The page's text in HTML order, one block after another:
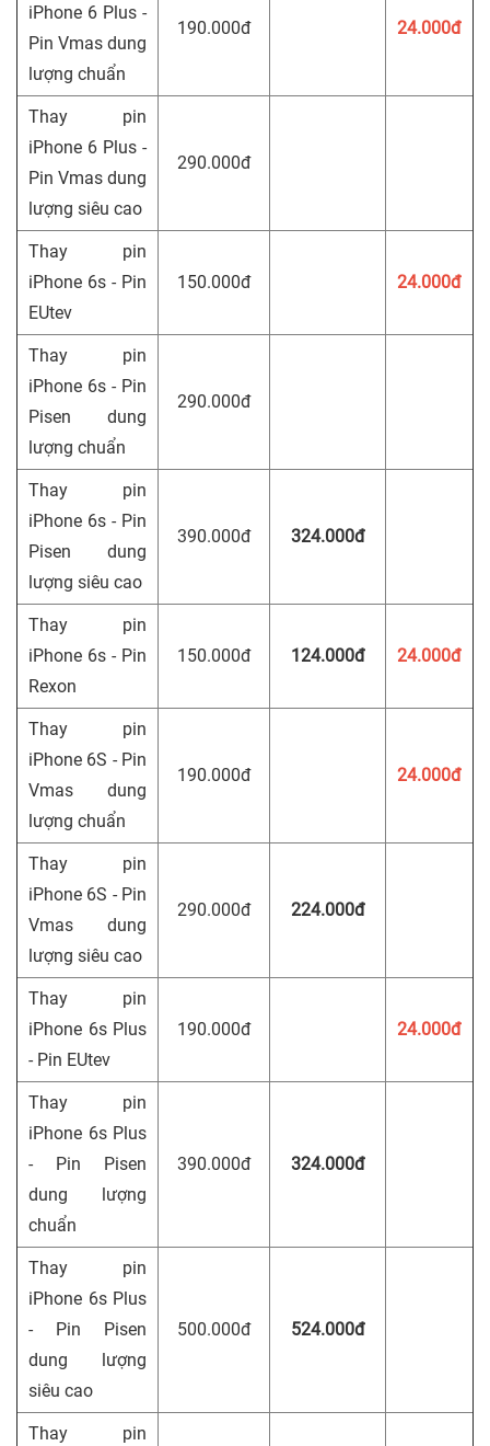
iPhone 6 Plus -
Pin Vmas dung
lượng chuẩn
190.000đ 24.000đ
Thay pin
iPhone 6 Plus -
Pin Vmas dung
lượng siêu cao
290.000đ
Thay pin
iPhone 6s - Pin
EUtev
150.000đ 24.000đ
Thay pin
iPhone 6s - Pin
Pisen dung
lượng chuẩn
290.000đ
Thay pin
iPhone 6s - Pin
Pisen dung
lượng siêu cao
390.000đ 324.000đ
Thay pin
iPhone 6s - Pin
Rexon
150.000đ 124.000đ 24.000đ
Thay pin
iPhone 6S - Pin
Vmas dung
lượng chuẩn
190.000đ 24.000đ
Thay pin
iPhone 6S - Pin
Vmas dung
lượng siêu cao
290.000đ 224.000đ
Thay pin
iPhone 6s Plus
- Pin EUtev
190.000đ 24.000đ
Thay pin
iPhone 6s Plus
- Pin Pisen
dung lượng
chuẩn
390.000đ 324.000đ
Thay pin
iPhone 6s Plus
- Pin Pisen
dung lượng
siêu cao
500.000đ 524.000đ
Thay pin